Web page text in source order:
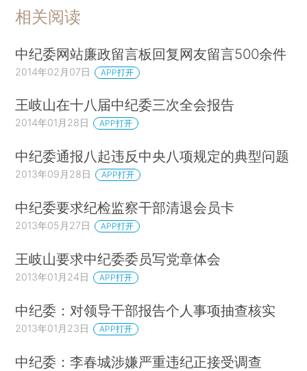
相关阅读
中纪委网站廉政留言板回复网友留言500余件
2014年02月07日 APP打开
王岐山在十八届中纪委三次全会报告
2014年01月28日 APP打开
中纪委通报八起违反中央八项规定的典型问题
2013年09月28日 APP打开
中纪委要求纪检监察干部清退会员卡
2013年05月27日 APP打开
王岐山要求中纪委委员写党章体会
2013年01月24日 APP打开
中纪委：对领导干部报告个人事项抽查核实
2013年01月23日 APP打开
中纪委：李春城涉嫌严重违纪正接受调查